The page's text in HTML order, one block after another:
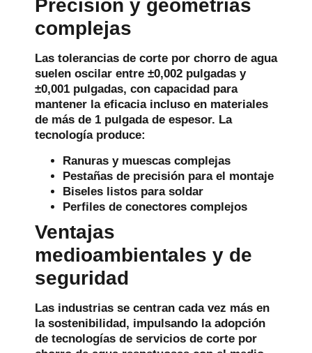
Precisión y geometrías
complejas
Las tolerancias de corte por chorro de agua
suelen oscilar entre ±0,002 pulgadas y
±0,001 pulgadas, con capacidad para
mantener la eficacia incluso en materiales
de más de 1 pulgada de espesor. La
tecnología produce:
Ranuras y muescas complejas
Pestañas de precisión para el montaje
Biseles listos para soldar
Perfiles de conectores complejos
Ventajas
medioambientales y de
seguridad
Las industrias se centran cada vez más en
la sostenibilidad, impulsando la adopción
de tecnologías de servicios de corte por